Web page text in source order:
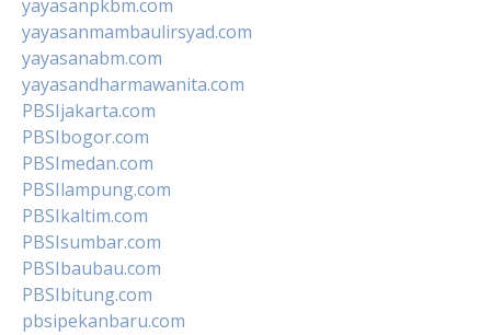
yayasanpkbm.com
yayasanmambaulirsyad.com
yayasanabm.com
yayasandharmawanita.com
PBSIjakarta.com
PBSIbogor.com
PBSImedan.com
PBSIlampung.com
PBSIkaltim.com
PBSIsumbar.com
PBSIbaubau.com
PBSIbitung.com
pbsipekanbaru.com